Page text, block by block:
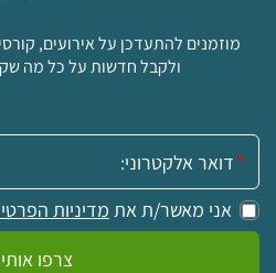
מוזמנים להתעדכן על אירועים,
ולקבל חדשות על כל מה
אימייל:
אני מאשר/ת את מדיניות
צרפו אותי